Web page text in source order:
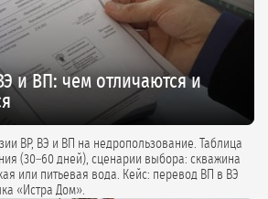
и ВП: чем отличаются и
ВР, ВЭ и ВП на недропользование. Таблица
или питьевая вода. Кейс: перевод ВП в ВЭ
«Истра Дом».